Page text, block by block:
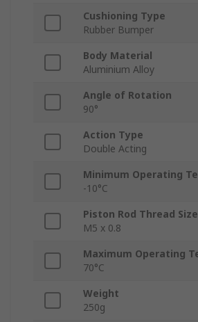
Cushioning Type
Rubber Bumper
Body Material
Aluminium Alloy
Angle of Rotation
90°
Action Type
Double Acting
Minimum Operating
-10°C
Piston Rod Thread Size
M5 x 0.8
Maximum Operating
70°C
Weight
250g